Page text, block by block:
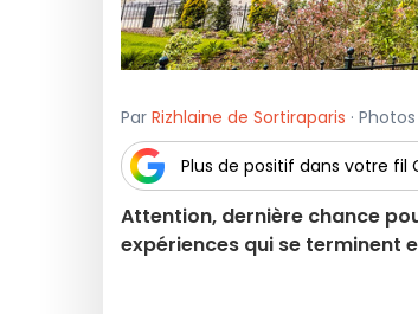
Par Rizhlaine de Sortiraparis ·
Plus de positif dans votre fil
Attention, dernière chance
expériences qui se terminent